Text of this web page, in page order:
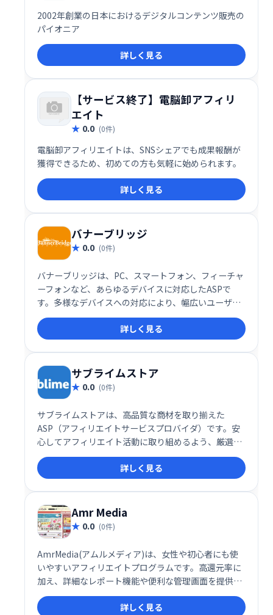
2002年創業の日本におけるデジタルコンテンツ販売の
パイオニア
詳しく見る
【サービス終了】電脳卸アフィリ
エイト
0.0 (0件)
電脳卸アフィリエイトは、SNSシェアでも成果報酬が
獲得できるため、初めての方も気軽に始められます。
詳しく見る
バナーブリッジ
0.0 (0件)
バナーブリッジは、PC、スマートフォン、フィーチャ
ーフォンなど、あらゆるデバイスに対応したASPで
す。多様なデバイスへの対応により、幅広いユーザー
への広告配信を可能にするサービスです。
詳しく見る
サブライムストア
0.0 (0件)
サブライムストアは、高品質な商材を取り揃えた
ASP（アフィリエイトサービスプロバイダ）です。安
心してアフィリエイト活動に取り組めるよう、厳選さ
れた商品を提供しています。初心者からベテランま
で、幅広いアフィリエイターの方々に最適なサービス
です。充実したサポート体制も魅力の一つです。
詳しく見る
Amr Media
0.0 (0件)
AmrMedia(アムルメディア)は、女性や初心者にも使
いやすいアフィリエイトプログラムです。高還元率に
加え、詳細なレポート機能や便利な管理画面を提供す
ることで、効率的な運用をサポートします。安心して
始められる、魅力的なアフィリエイトサービスです。
詳しく見る